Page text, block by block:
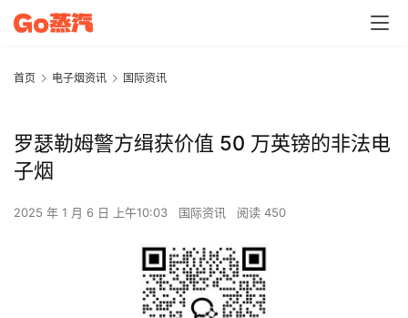
首页 电子烟资讯 国际资讯
罗瑟勒姆警方缉获价值 50 万英镑的非法电
子烟
2025 年 1 月 6 日 上午10:03 国际资讯 阅读 450